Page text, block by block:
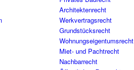
Architektenrecht
Werkvertragsrecht
Grundstücksrecht
Wohnungseigentumsrecht
Miet- und Pachtrecht
Nachbarrecht